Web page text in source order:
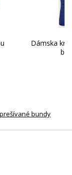
Dámska
prešívané bundy